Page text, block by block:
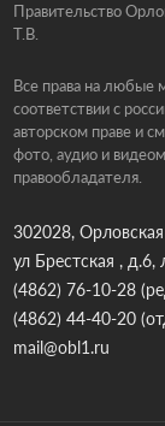
Правительство
Т.В.
Все права на любые
соответствии с
авторском праве и
фото, аудио и
правообладателя.
302028,
ул Брестская , д.6,
(4862) 76-10-28
(4862) 44-40-20
mail@obl1.ru